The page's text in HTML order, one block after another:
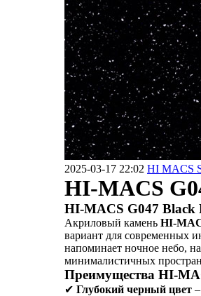
Аксессуары из искусственного камня
2025-03-17 22:02 HI MACS
HI-MACS
HI-MACS G047 Black
Акриловый камень HI-
вариант для современных
напоминает ночное небо,
минималистичных
Преимущества HI-
✔ Глубокий черный цвет